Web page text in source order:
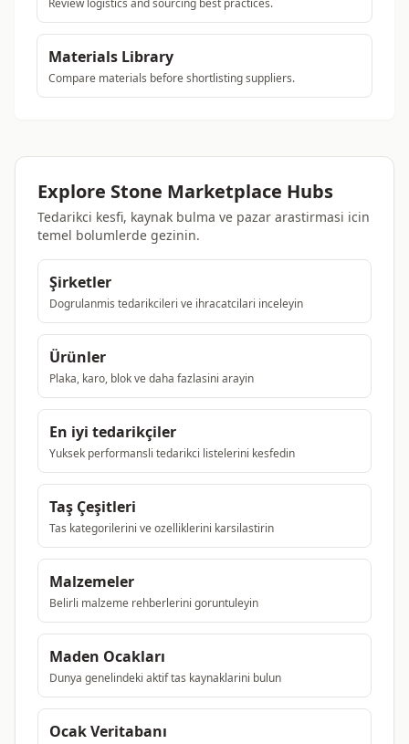
Review logistics and sourcing best practices.
Materials Library
Compare materials before shortlisting suppliers.
Explore Stone Marketplace Hubs
Tedarikci kesfi, kaynak bulma ve pazar arastirmasi icin
temel bolumlerde gezinin.
Şirketler
Dogrulanmis tedarikcileri ve ihracatcilari inceleyin
Ürünler
Plaka, karo, blok ve daha fazlasini arayin
En iyi tedarikçiler
Yuksek performansli tedarikci listelerini kesfedin
Taş Çeşitleri
Tas kategorilerini ve ozelliklerini karsilastirin
Malzemeler
Belirli malzeme rehberlerini goruntuleyin
Maden Ocakları
Dunya genelindeki aktif tas kaynaklarini bulun
Ocak Veritabanı